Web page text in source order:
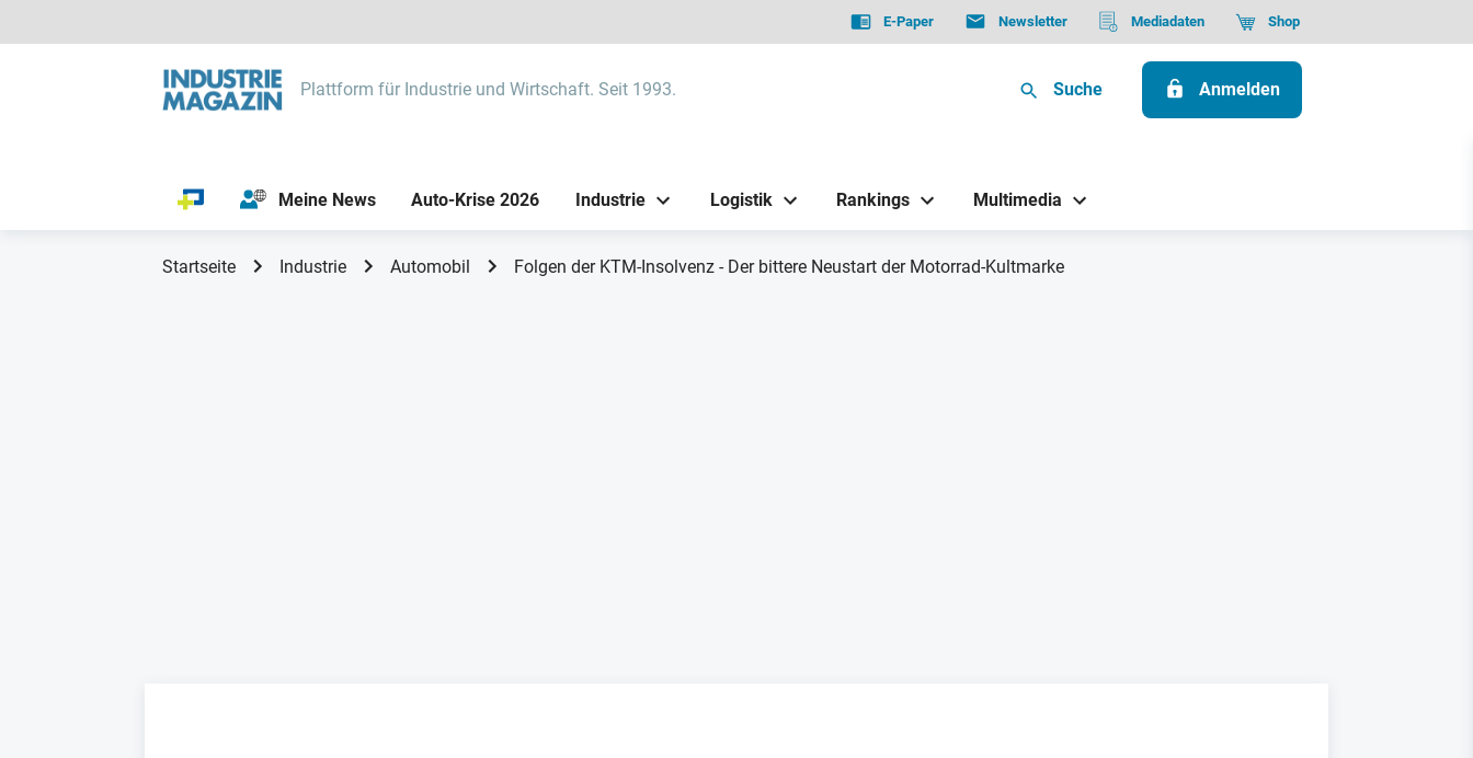
E-Paper Newsletter Mediadaten Shop
Plattform für Industrie und Wirtschaft. Seit 1993. Suche Anmelden
Meine News Auto-Krise 2026 Industrie Logistik Rankings Multimedia
Startseite Industrie Automobil Folgen der KTM-Insolvenz - Der bittere Neustart der Motorrad-Kultmarke